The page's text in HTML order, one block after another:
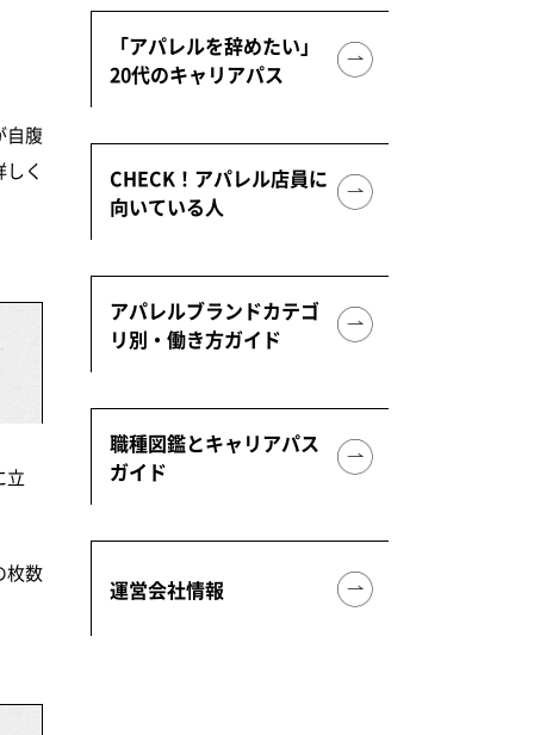
自腹
く
立
枚数
「アパレルを辞めたい」
20代のキャリアパス
CHECK！アパレル店員に
向いている人
アパレルブランドカテゴ
リ別・働き方ガイド
職種図鑑とキャリアパス
ガイド
運営会社情報